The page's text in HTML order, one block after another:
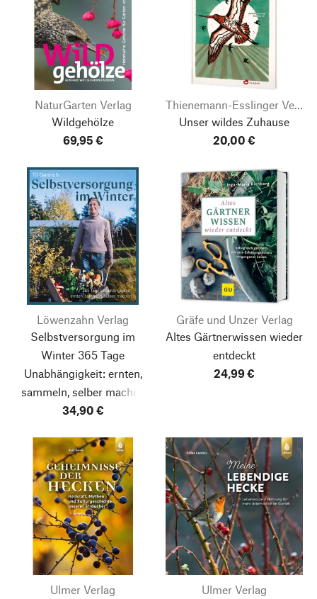
NaturGarten Verlag
Wildgehölze
69,95 €
Thienemann-Esslinger Verlag
Unser wildes Zuhause
20,00 €
Löwenzahn Verlag
Selbstversorgung im
Winter 365 Tage
Unabhängigkeit: ernten,
sammeln, selber machen
34,90 €
Gräfe und Unzer Verlag
Altes Gärtnerwissen wieder
entdeckt
24,99 €
Ulmer Verlag
Ulmer Verlag